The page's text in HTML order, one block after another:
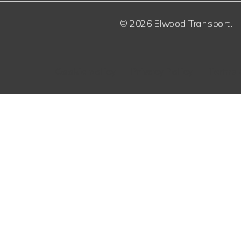
© 2026 Elwood Transport.